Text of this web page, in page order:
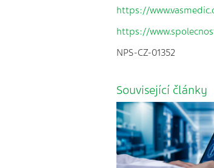
https://
https://
NPS-CZ-01352
Související články